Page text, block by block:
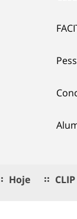
Hoje CLIP